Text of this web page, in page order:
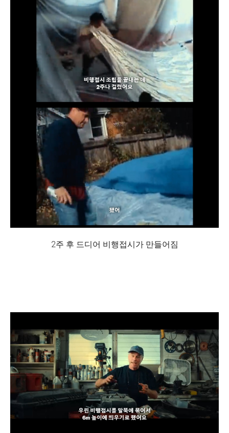
2주 후 드디어 비행접시가 만들어짐